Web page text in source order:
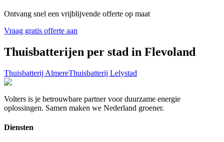
Ontvang snel een vrijblijvende offerte op maat
Vraag gratis offerte aan
Thuisbatterijen per stad in Flevoland
Thuisbatterij AlmereThuisbatterij Lelystad
Volters is je betrouwbare partner voor duurzame energie
oplossingen. Samen maken we Nederland groener.
Diensten